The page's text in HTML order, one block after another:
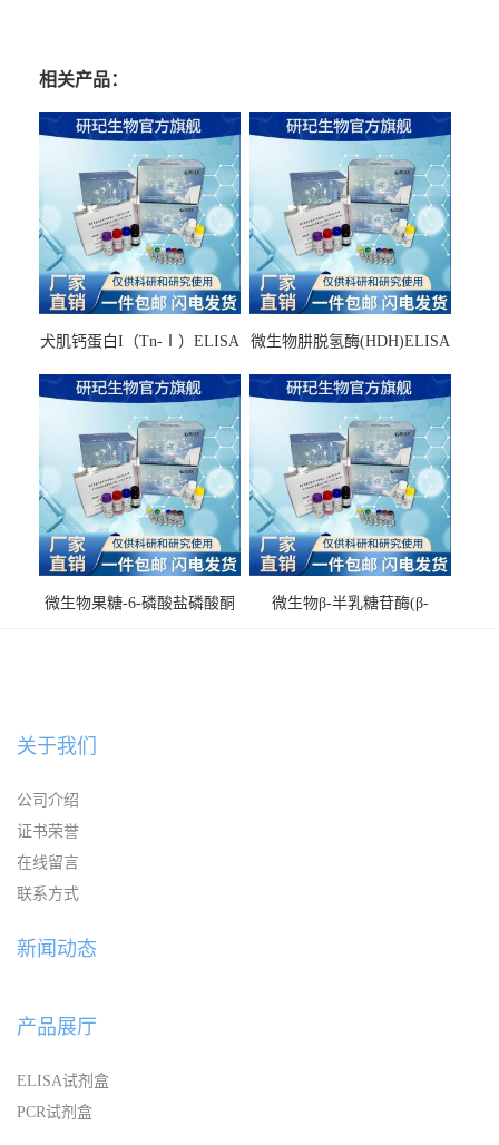
相关产品：
犬肌钙蛋白I（Tn-Ⅰ）ELISA
微生物肼脱氢酶(HDH)ELISA
微生物果糖-6-磷酸盐磷酸酮
微生物β-半乳糖苷酶(β-
关于我们
公司介绍
证书荣誉
在线留言
联系方式
新闻动态
产品展厅
ELISA试剂盒
PCR试剂盒